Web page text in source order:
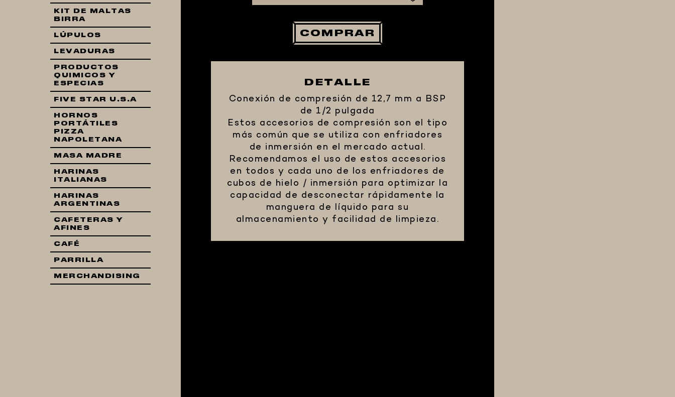
KIT DE MALTAS
BIRRA
LÚPULOS
LEVADURAS
PRODUCTOS
QUIMICOS Y
ESPECIAS
FIVE STAR U.S.A
HORNOS
PORTÁTILES
PIZZA
NAPOLETANA
MASA MADRE
HARINAS
ITALIANAS
HARINAS
ARGENTINAS
CAFETERAS Y
AFINES
CAFÉ
PARRILLA
MERCHANDISING
COMPRAR
DETALLE
Conexión de compresión de 12,7 mm a BSP
de 1/2 pulgada
Estos accesorios de compresión son el tipo
más común que se utiliza con enfriadores
de inmersión en el mercado actual.
Recomendamos el uso de estos accesorios
en todos y cada uno de los enfriadores de
cubos de hielo / inmersión para optimizar la
capacidad de desconectar rápidamente la
manguera de líquido para su
almacenamiento y facilidad de limpieza.